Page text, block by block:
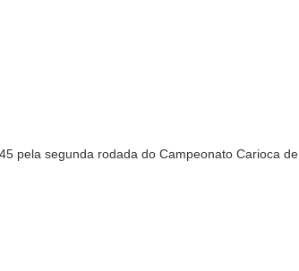
pela segunda rodada do Campeonato Carioca de